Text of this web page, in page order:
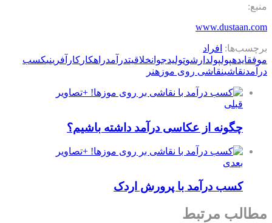
منبع:
www.dustaan.com
برچسب‌ها: افراد
موفقایدهپولپولدارشوتولیدجوانخلاقیتدرآمدراهکار کارآفرینیکسب
درآمدنقاشینقاشی روی موز هنر
قبلی
چگونه از عکاسی درآمد داشته باشیم؟
بعدی
کسب درآمد با پرورش اردک
مطالب مرتبط